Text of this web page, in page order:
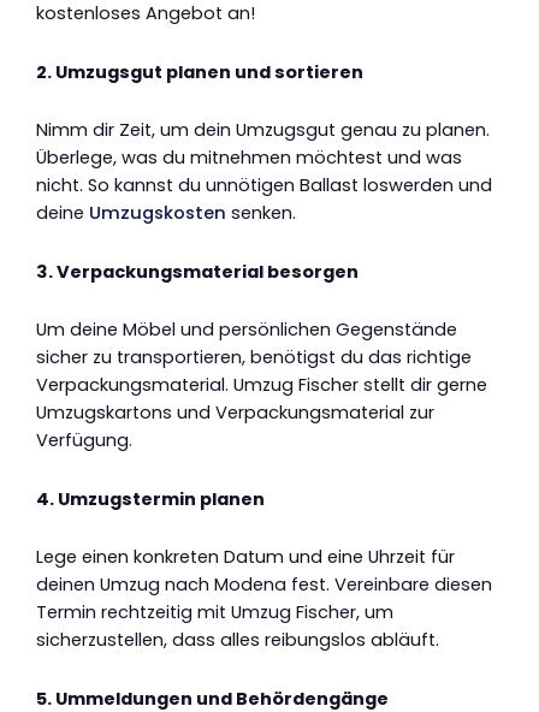
kostenloses Angebot an!
2. Umzugsgut planen und sortieren
Nimm dir Zeit, um dein Umzugsgut genau zu planen.
Überlege, was du mitnehmen möchtest und was
nicht. So kannst du unnötigen Ballast loswerden und
deine Umzugskosten senken.
3. Verpackungsmaterial besorgen
Um deine Möbel und persönlichen Gegenstände
sicher zu transportieren, benötigst du das richtige
Verpackungsmaterial. Umzug Fischer stellt dir gerne
Umzugskartons und Verpackungsmaterial zur
Verfügung.
4. Umzugstermin planen
Lege einen konkreten Datum und eine Uhrzeit für
deinen Umzug nach Modena fest. Vereinbare diesen
Termin rechtzeitig mit Umzug Fischer, um
sicherzustellen, dass alles reibungslos abläuft.
5. Ummeldungen und Behördengänge